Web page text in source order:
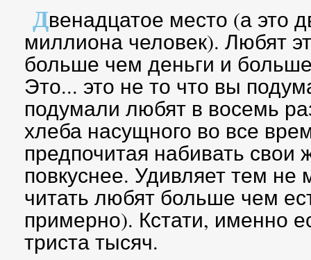
Двенадцатое место (а это
миллиона человек). Любят
больше чем деньги и
Это... это не то что вы
подумали любят в восемь
хлеба насущного во все
предпочитая набивать свои
повкуснее. Удивляет тем не
читать любят больше чем
примерно). Кстати, именно
триста тысяч.